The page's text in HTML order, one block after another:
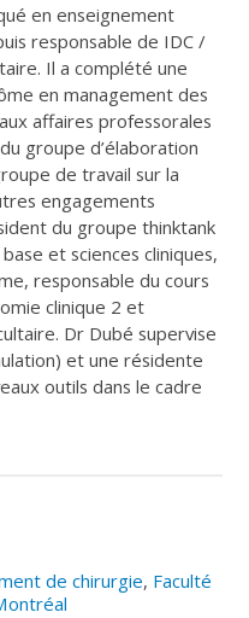
en enseignement
responsable de IDC /
Il a complété une
en management des
affaires professorales
groupe d’élaboration
de travail sur la
engagements
du groupe thinktank
et sciences cliniques,
responsable du cours
clinique 2 et
Dr Dubé supervise
et une résidente
outils dans le cadre
de chirurgie, Faculté